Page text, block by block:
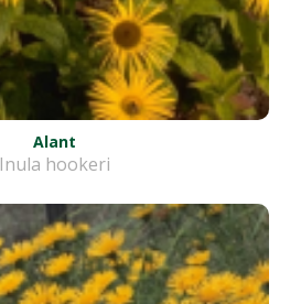
Alant
Inula hookeri